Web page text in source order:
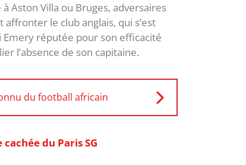
Aston Villa ou Bruges, adversaires
le club anglais, qui s’est
Emery réputée pour son efficacité
l’absence de son capitaine.
du football africain
du Paris SG